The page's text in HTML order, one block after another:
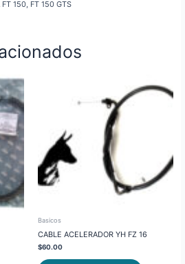
FT 150, FT 150 GTS
Basicos
CABLE ACELERADOR YH FZ 16
$60.00